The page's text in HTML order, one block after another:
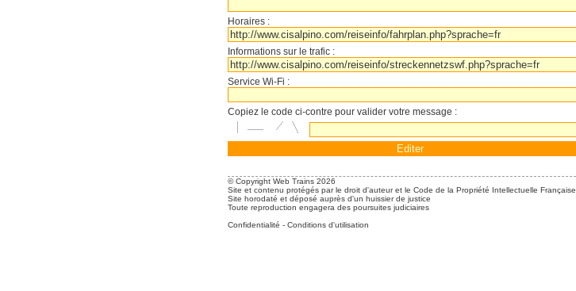
Horaires :
Informations sur le trafic :
Service Wi-Fi :
Copiez le code ci-contre pour valider votre message :
© Copyright Web Trains 2026
Site et contenu protégés par le droit d'auteur et le Code de la Propriété Intellectuelle Française
Site horodaté et déposé auprès d'un huissier de justice
Toute reproduction engagera des poursuites judiciaires
Confidentialité - Conditions d'utilisation